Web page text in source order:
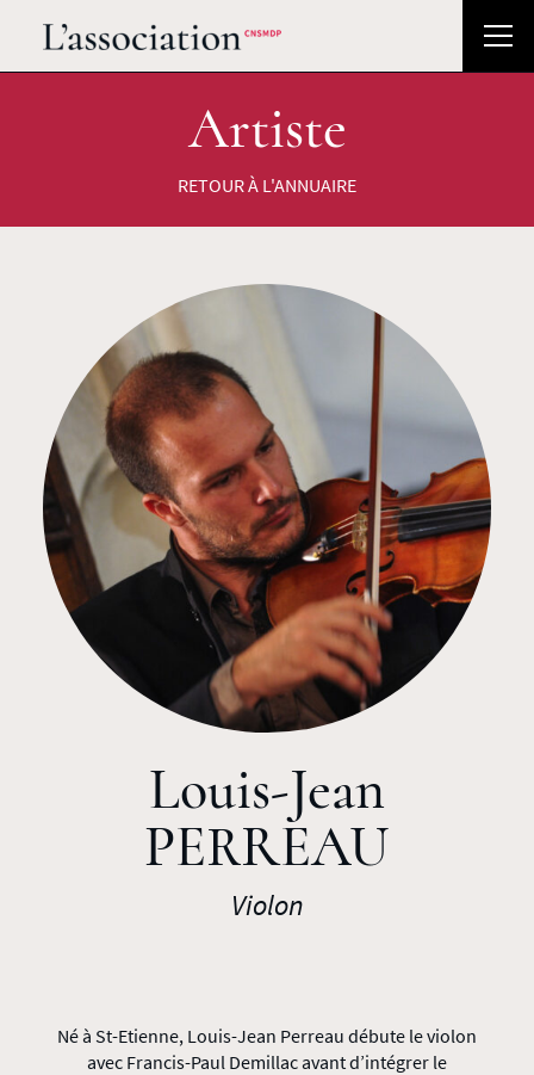
Artiste
RETOUR À L'ANNUAIRE
Louis-Jean
PERREAU
Violon
Né à St-Etienne, Louis-Jean Perreau débute le violon
avec Francis-Paul Demillac avant d’intégrer le